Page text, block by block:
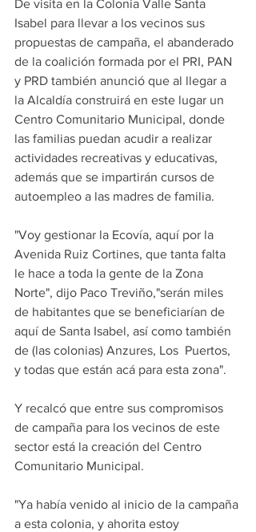
De visita en la Colonia Valle Santa
Isabel para llevar a los vecinos sus
propuestas de campaña, el abanderado
de la coalición formada por el PRI, PAN
y PRD también anunció que al llegar a
la Alcaldía construirá en este lugar un
Centro Comunitario Municipal, donde
las familias puedan acudir a realizar
actividades recreativas y educativas,
además que se impartirán cursos de
autoempleo a las madres de familia.
"Voy gestionar la Ecovía, aquí por la
Avenida Ruiz Cortines, que tanta falta
le hace a toda la gente de la Zona
Norte", dijo Paco Treviño,"serán miles
de habitantes que se beneficiarían de
aquí de Santa Isabel, así como también
de (las colonias) Anzures, Los  Puertos,
y todas que están acá para esta zona".
Y recalcó que entre sus compromisos
de campaña para los vecinos de este
sector está la creación del Centro
Comunitario Municipal.
"Ya había venido al inicio de la campaña
a esta colonia, y ahorita estoy